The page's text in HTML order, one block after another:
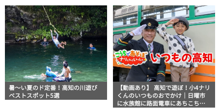
説！
暑～い夏のド定番！高知の川遊び
ベストスポット5選
【動画あり】 高知で遊ぼ！小4ナリ
くんのいつものおでかけ｜日曜市
に水族館に路面電車にあちこち巡